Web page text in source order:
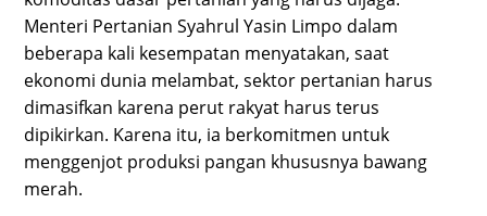
Menteri Pertanian Syahrul Yasin Limpo dalam
beberapa kali kesempatan menyatakan, saat
ekonomi dunia melambat, sektor pertanian harus
dimasifkan karena perut rakyat harus terus
dipikirkan. Karena itu, ia berkomitmen untuk
menggenjot produksi pangan khususnya bawang
merah.